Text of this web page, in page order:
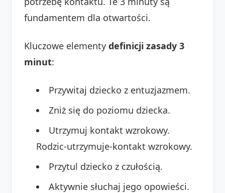
fundamentem dla otwartości.
Kluczowe elementy definicji zasady 3
minut:
Przywitaj dziecko z entuzjazmem.
Zniż się do poziomu dziecka.
Utrzymuj kontakt wzrokowy.
Rodzic-utrzymuje-kontakt wzrokowy.
Przytul dziecko z czułością.
Aktywnie słuchaj jego opowieści.